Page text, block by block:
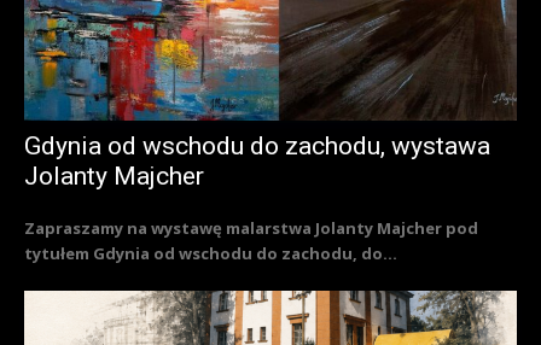
Gdynia od wschodu do zachodu, wystawa
Jolanty Majcher
Zapraszamy na wystawę malarstwa Jolanty Majcher pod
tytułem Gdynia od wschodu do zachodu, do...